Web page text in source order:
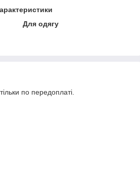
Для одягу
по передоплаті.